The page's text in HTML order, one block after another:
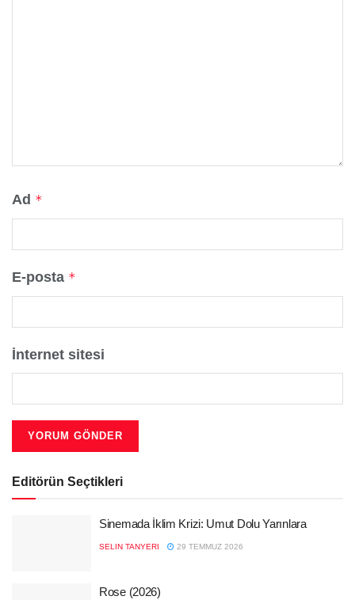
Ad *
E-posta *
İnternet sitesi
Editörün Seçtikleri
Sinemada İklim Krizi: Umut Dolu Yarınlara
SELIN TANYERI 29 TEMMUZ 2026
Rose (2026)